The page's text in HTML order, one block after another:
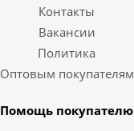
Контакты
Вакансии
Политика
Оптовым покупателям
Помощь покупателю